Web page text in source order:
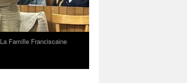
La Famille Franciscaine